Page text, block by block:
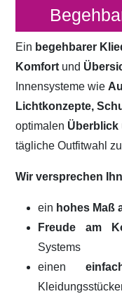
Ein begehbarer
Komfort und
Innensysteme wie
Lichtkonzepte,
optimalen Überblick
tägliche Outfitwahl
Wir versprechen
ein hohes Maß
Freude am
Systems
einen